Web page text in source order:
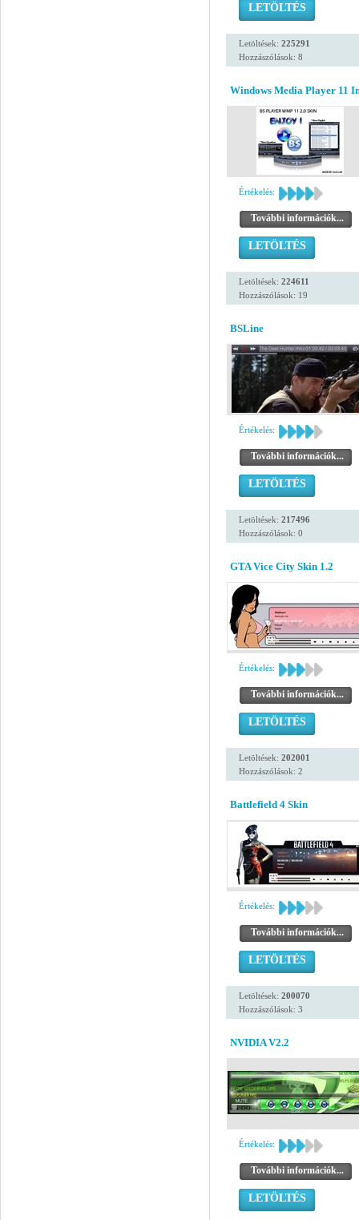
LETÖLTÉS
Letöltések: 225291
Hozzászólások: 8
Windows Media Player 11
Értékelés:
További információk...
LETÖLTÉS
Letöltések: 224611
Hozzászólások: 19
BSLine
Értékelés:
További információk...
LETÖLTÉS
Letöltések: 217496
Hozzászólások: 0
GTA Vice City Skin 1.2
Értékelés:
További információk...
LETÖLTÉS
Letöltések: 202001
Hozzászólások: 2
Battlefield 4 Skin
Értékelés:
További információk...
LETÖLTÉS
Letöltések: 200070
Hozzászólások: 3
NVIDIA V2.2
Értékelés:
További információk...
LETÖLTÉS